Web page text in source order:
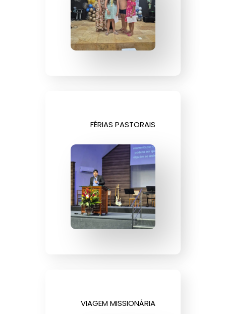
FÉRIAS PASTORAIS
VIAGEM MISSIONÁRIA